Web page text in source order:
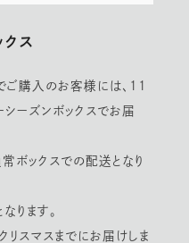
ス
ご購入のお客様には、11
シーズンボックスでお届
ボックスでの配送となり
ります。
リスマスまでにお届けしま